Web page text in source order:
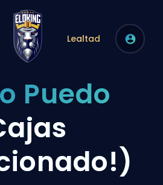
Lealtad
Puedo